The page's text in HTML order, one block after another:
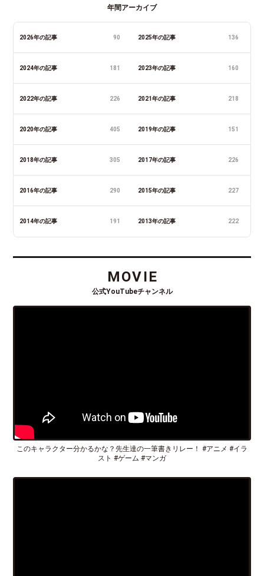
年間アーカイブ
2026年の記事 90 2025年の記事 136
2024年の記事 181 2023年の記事 160
2022年の記事 226 2021年の記事 218
2020年の記事 405 2019年の記事 151
2018年の記事 305 2017年の記事 226
2016年の記事 290 2015年の記事 227
2014年の記事 191 2013年の記事 222
MOVIE
公式YouTubeチャンネル
このキャラクター分かるかな？先生達の一筆書きリレー！ #アニメ #イラ
スト #ゲーム #マンガ